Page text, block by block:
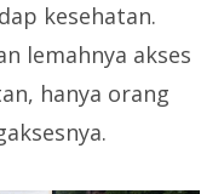
kesehatan.
lemahnya akses
hanya orang